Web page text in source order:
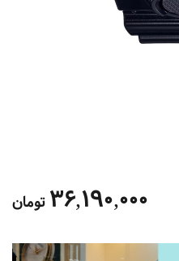
36,190,000تومان